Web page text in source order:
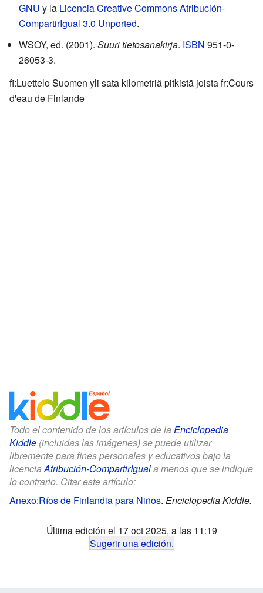
GNU y la Licencia Creative Commons Atribución-
CompartirIgual 3.0 Unported.
WSOY, ed. (2001). Suuri tietosanakirja. ISBN 951-0-
26053-3.
fi:Luettelo Suomen yli sata kilometriä pitkistä joista fr:Cours
d'eau de Finlande
Todo el contenido de los artículos de la Enciclopedia
Kiddle (incluidas las imágenes) se puede utilizar
libremente para fines personales y educativos bajo la
licenciaAtribución-CompartirIguala menos que se indique
lo contrario. Citar este artículo:
Anexo:Ríos de Finlandia para Niños. Enciclopedia Kiddle.
Última edición el 17 oct 2025, a las 11:19
Sugerir una edición.